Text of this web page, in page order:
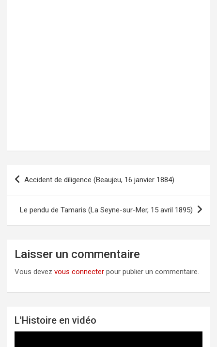
Navigation
de
l’article
Accident de diligence (Beaujeu, 16 janvier 1884)
Le pendu de Tamaris (La Seyne-sur-Mer, 15 avril 1895)
Laisser un commentaire
Vous devez vous connecter pour publier un commentaire.
L'Histoire en vidéo